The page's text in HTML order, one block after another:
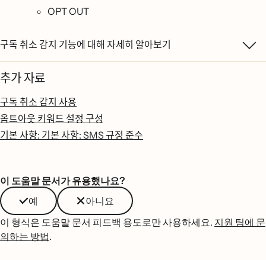
OPT OUT
구독 취소 감지 기능에 대해 자세히 알아보기
추가 자료
구독 취소 감지 사용
옵트아웃 키워드 설정 구성
기본 사항: 기본 사항: SMS 규정 준수
이 도움말 문서가 유용했나요?
예
아니요
이 형식은 도움말 문서 피드백 용도로만 사용하세요. 지원 팀에 문
의하는 방법.